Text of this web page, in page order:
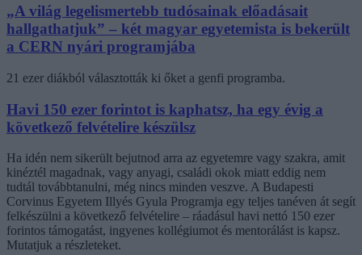
„A világ legelismertebb tudósainak előadásait
hallgathatjuk” – két magyar egyetemista is bekerült
a CERN nyári programjába
21 ezer diákból választották ki őket a genfi programba.
Havi 150 ezer forintot is kaphatsz, ha egy évig a
következő felvételire készülsz
Ha idén nem sikerült bejutnod arra az egyetemre vagy szakra, amit
kinéztél magadnak, vagy anyagi, családi okok miatt eddig nem
tudtál továbbtanulni, még nincs minden veszve. A Budapesti
Corvinus Egyetem Illyés Gyula Programja egy teljes tanéven át segít
felkészülni a következő felvételire – ráadásul havi nettó 150 ezer
forintos támogatást, ingyenes kollégiumot és mentorálást is kapsz.
Mutatjuk a részleteket.